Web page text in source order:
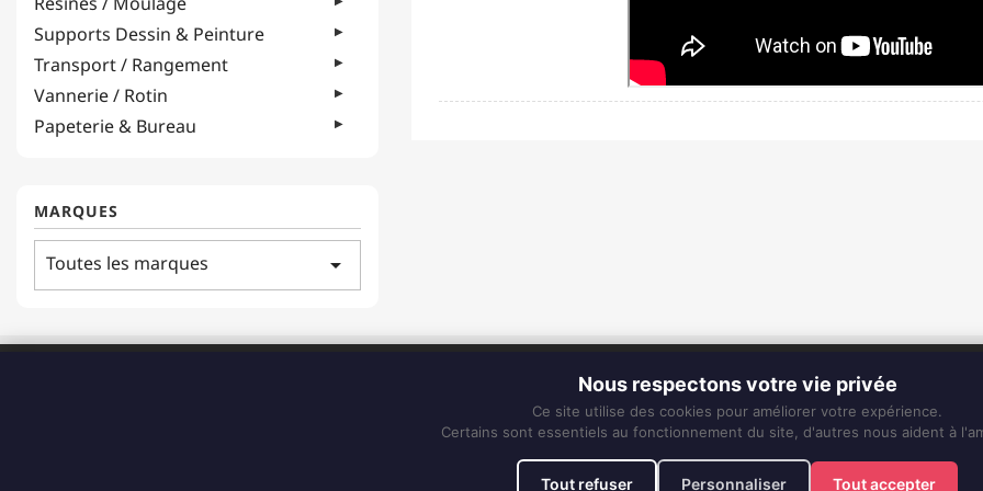
Supports Dessin & Peinture
Transport / Rangement
Vannerie / Rotin
Papeterie & Bureau
MARQUES
Toutes les marques arrow_drop_down
Fixe :
0596 63 25 94
Mobile : 0696 50 91 61
Nous respectons votre vie privée
Ce site utilise des cookies pour améliorer votre expérience.
Certains sont essentiels au fonctionnement du site, d'autres nous aident à
Tout refuser Personnaliser Tout accepter